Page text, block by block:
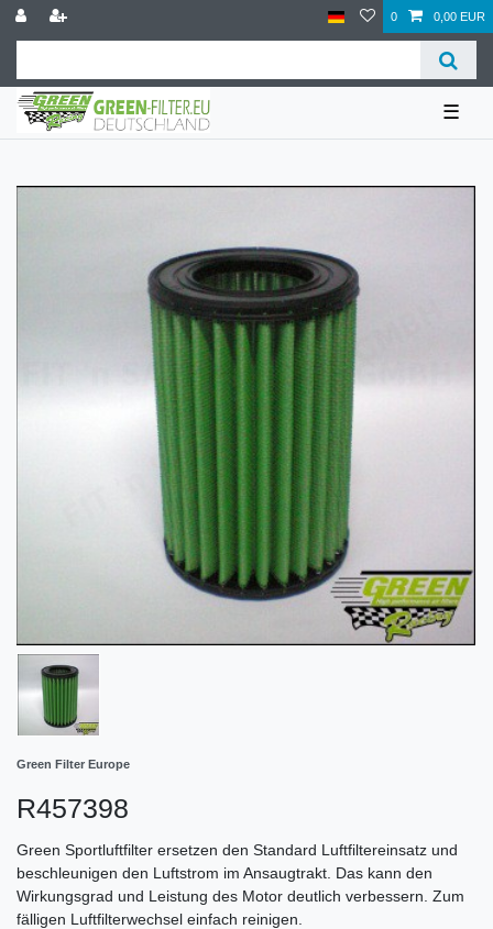
0 0,00 EUR
☰
Green Filter Europe
R457398
Green Sportluftfilter ersetzen den Standard Luftfiltereinsatz und
beschleunigen den Luftstrom im Ansaugtrakt. Das kann den
Wirkungsgrad und Leistung des Motor deutlich verbessern. Zum
fälligen Luftfilterwechsel einfach reinigen.